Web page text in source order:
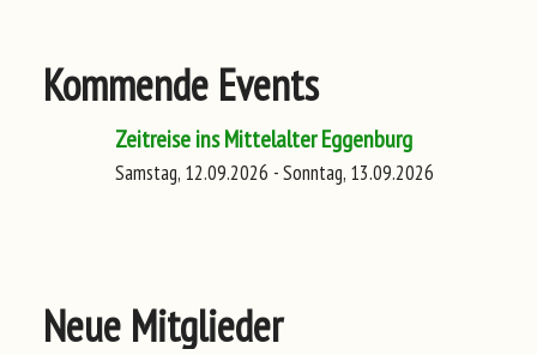
Kommende Events
Zeitreise ins Mittelalter Eggenburg
Samstag, 12.09.2026 - Sonntag, 13.09.2026
Neue Mitglieder